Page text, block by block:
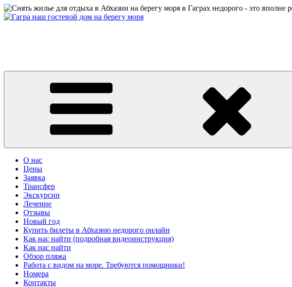
Перейти
к
О нас
Цены
Заявка
Трансфер
Экскурсии
Лечение
Отзывы
Новый год
Купить билеты в Абхазию недорого онлайн
Как нас найти (подробная видеоинструкция)
Как нас найти
Обзор пляжа
Работа с видом на море. Требуются помощники!
Номера
Контакты